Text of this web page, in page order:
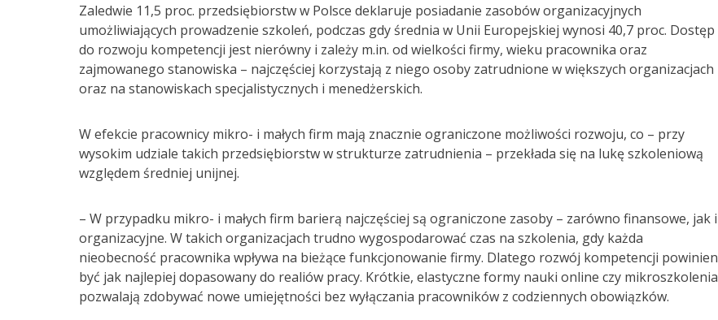
Zaledwie 11,5 proc. przedsiębiorstw w Polsce deklaruje posiadanie zasobów organizacyjnych
umożliwiających prowadzenie szkoleń, podczas gdy średnia w Unii Europejskiej wynosi 40,7 proc. Dostęp
do rozwoju kompetencji jest nierówny i zależy m.in. od wielkości firmy, wieku pracownika oraz
zajmowanego stanowiska – najczęściej korzystają z niego osoby zatrudnione w większych organizacjach
oraz na stanowiskach specjalistycznych i menedżerskich.
W efekcie pracownicy mikro- i małych firm mają znacznie ograniczone możliwości rozwoju, co – przy
wysokim udziale takich przedsiębiorstw w strukturze zatrudnienia – przekłada się na lukę szkoleniową
względem średniej unijnej.
– W przypadku mikro- i małych firm barierą najczęściej są ograniczone zasoby – zarówno finansowe, jak i
organizacyjne. W takich organizacjach trudno wygospodarować czas na szkolenia, gdy każda
nieobecność pracownika wpływa na bieżące funkcjonowanie firmy. Dlatego rozwój kompetencji powinien
być jak najlepiej dopasowany do realiów pracy. Krótkie, elastyczne formy nauki online czy mikroszkolenia
pozwalają zdobywać nowe umiejętności bez wyłączania pracowników z codziennych obowiązków.